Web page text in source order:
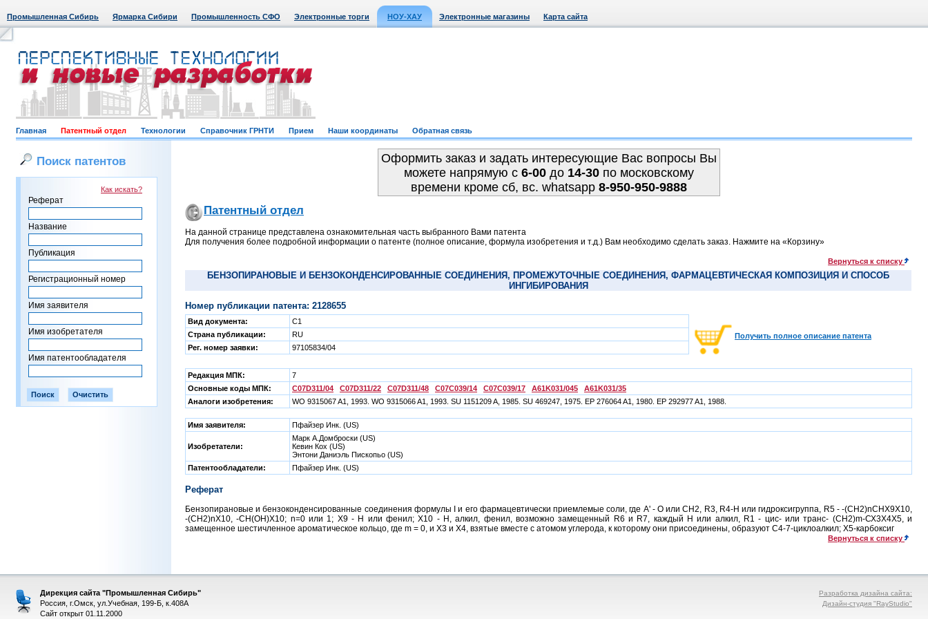
Промышленная Сибирь Ярмарка Сибири Промышленность СФО Электронные торги НОУ-ХАУ Электронные магазины Карта сайта
Главная Патентный отдел Технологии Справочник ГРНТИ Прием Наши координаты Обратная связь
Поиск патентов
Как искать?
Реферат
Название
Публикация
Регистрационный номер
Имя заявителя
Имя изобретателя
Имя патентообладателя
Оформить заказ и задать интересующие Вас вопросы Вы
можете напрямую c 6-00до 14-30по московскому
времени кроме сб, вс. whatsapp 8-950-950-9888
Патентный отдел
На данной странице представлена ознакомительная часть выбранного Вами патента
Для получения более подробной информации о патенте (полное описание, формула изобретения и т.д.) Вам необходимо сделать заказ. Нажмите на «Корзину»
Вернуться к списку
БЕНЗОПИРАНОВЫЕ И БЕНЗОКОНДЕНСИРОВАННЫЕ СОЕДИНЕНИЯ, ПРОМЕЖУТОЧНЫЕ СОЕДИНЕНИЯ, ФАРМАЦЕВТИЧЕСКАЯ КОМПОЗИЦИЯ И СПОСОБ
ИНГИБИРОВАНИЯ
Номер публикации патента: 2128655
Вид документа:
C1
Страна публикации:
RU
Рег. номер заявки:
97105834/04
Получить полное описание патента
Редакция МПК:
7
Основные коды МПК:
C07D311/04 C07D311/22 C07D311/48 C07C039/14 C07C039/17 A61K031/045
A61K031/35
Аналоги изобретения:
WO 9315067 A1, 1993. WO 9315066 A1, 1993. SU 1151209 A, 1985. SU 469247, 1975. EP 276064 A1, 1980. EP 292977 A1, 1988.
Имя заявителя: Пфайзер Инк. (US)
Изобретатели:
Марк А.Домброски (US)
Кевин Кох (US)
Энтони Даниэль Пископьо (US)
Патентообладатели:
Пфайзер Инк. (US)
Реферат
Бензопирановые и бензоконденсированные соединения формулы I и его фармацевтически приемлемые соли, где А' - О или СН2, R3, R4-Н или гидроксигруппа, R5 - -(СН2)nСНХ9Х10,
-(СН2)nХ10, -СН(ОН)Х10; n=0 или 1; Х9 - Н или фенил; Х10 - Н, алкил, фенил, возможно замещенный R6 и R7, каждый Н или алкил, R1 - цис- или транс- (СН2)m-СХ3Х4Х5, и
замещенное шестичленное ароматическое кольцо, где m = 0, и Х3 и Х4, взятые вместе с атомом углерода, к которому они присоединены, образуют С4-7-циклоалкил; Х5-карбоксиг
Вернуться к списку
Дирекция сайта "Промышленная Сибирь"
Россия, г.Омск, ул.Учебная, 199-Б, к.408А
Сайт открыт 01.11.2000
Разработка дизайна сайта:
Дизайн-студия "RayStudio"